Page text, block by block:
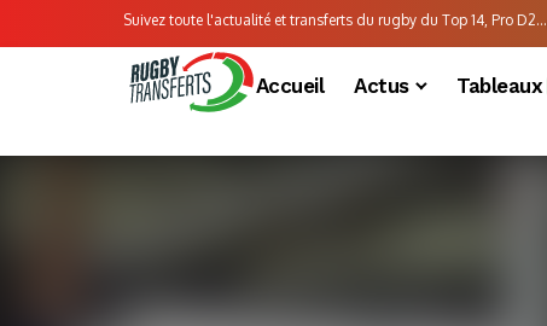
Suivez toute l'actualité et transferts du rugby du Top 14, Pro D2...
Accueil Actus Tableaux